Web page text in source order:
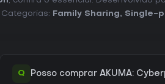
Categorias: Family Sharing, Single-
Q Posso comprar AKUMA: